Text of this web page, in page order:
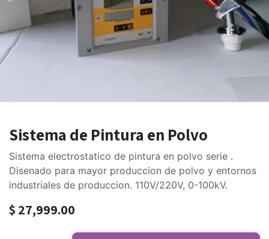
Sistema de Pintura en Polvo
Sistema electrostatico de pintura en polvo serie .
Disenado para mayor produccion de polvo y entornos
industriales de produccion. 110V/220V, 0-100kV.
$ 27,999.00